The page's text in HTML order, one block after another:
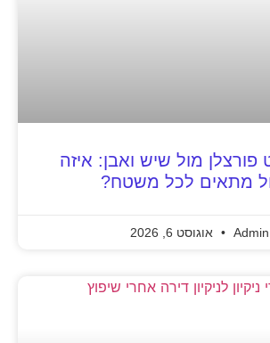
פורצלן מול שיש ואבן: איזה
מתאים לכל משטח?
Admin אוגוסט 6, 2026